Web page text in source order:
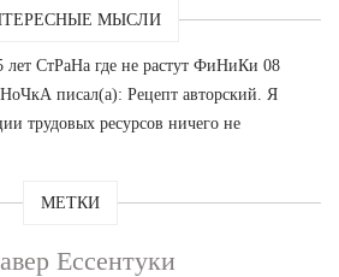
МЫСЛИ
СтРаНа где не растут ФиНиКи 08
писал(а): Рецепт авторский. Я
трудовых ресурсов ничего не
МЕТКИ
Ессентуки